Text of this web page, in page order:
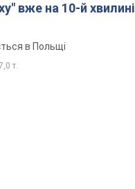
вже на 10-й хвилині
в Польщі
т.